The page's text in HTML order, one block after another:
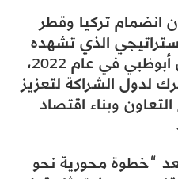
انضمام تركيا وقطر
الذي تشهده
الشراكة، التي انطلقت من أبوظبي في عام 2022،
لدول الشراكة لتعزيز
وبناء اقتصاد
“خطوة محورية نحو